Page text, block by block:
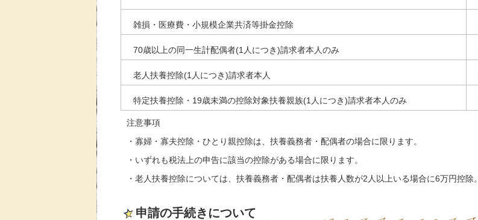
雑損・医療費・小規模企業共済等掛金控除
70歳以上の同一生計配偶者(1人につき)請求者本人のみ
老人扶養控除(1人につき)請求者本人
特定扶養控除・19歳未満の控除対象扶養親族(1人につき)請求者本人のみ
注意事項
・寡婦・寡夫控除・ひとり親控除は、扶養義務者・配偶者の場合に限ります。
・いずれも税法上の申告に該当の控除がある場合に限ります。
・老人扶養控除については、扶養義務者・配偶者は扶養人数が2人以上いる場合に6万円控除。
申請の手続きについて